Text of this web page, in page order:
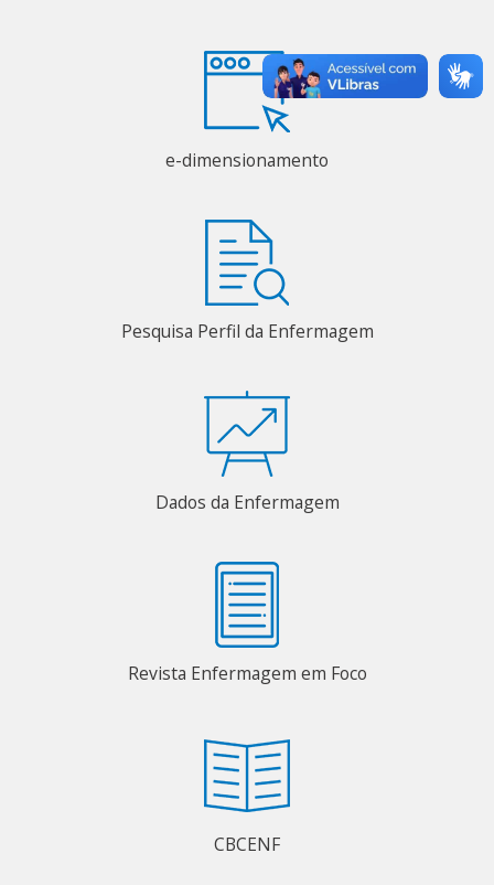
e-dimensionamento
Pesquisa Perfil da Enfermagem
Dados da Enfermagem
Revista Enfermagem em Foco
CBCENF